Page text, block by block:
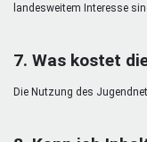
landesweitem Interesse
7. Was kostet
Die Nutzung des